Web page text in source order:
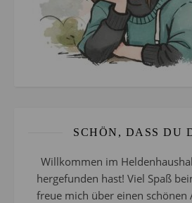
SCHÖN, DASS DU
Willkommen im
hergefunden hast! Viel Spaß
freue mich über einen schönen